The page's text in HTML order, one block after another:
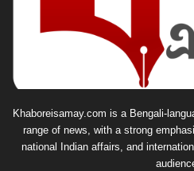
Khaboreisamay.com is a Bengali-
range of news, with a strong
national Indian affairs, and